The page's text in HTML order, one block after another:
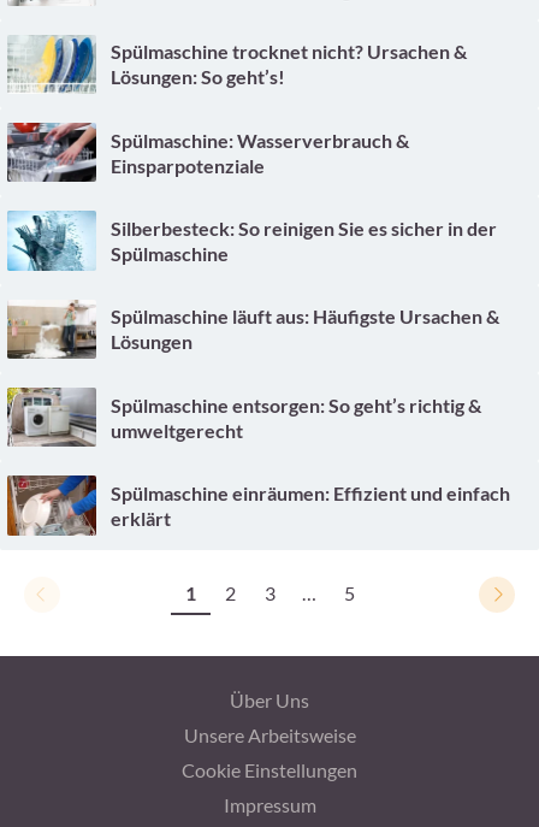
Spülmaschine trocknet nicht? Ursachen &
Lösungen: So geht’s!
Spülmaschine: Wasserverbrauch &
Einsparpotenziale
Silberbesteck: So reinigen Sie es sicher in der
Spülmaschine
Spülmaschine läuft aus: Häufigste Ursachen &
Lösungen
Spülmaschine entsorgen: So geht’s richtig &
umweltgerecht
Spülmaschine einräumen: Effizient und einfach
erklärt
1 2 3 … 5
Über Uns
Unsere Arbeitsweise
Cookie Einstellungen
Impressum